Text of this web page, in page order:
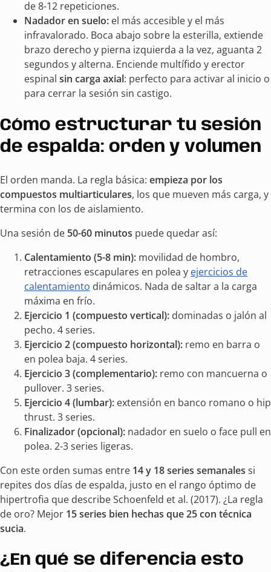
de 8-12 repeticiones.
Nadador en suelo: el más accesible y el más
infravalorado. Boca abajo sobre la esterilla, extiende
brazo derecho y pierna izquierda a la vez, aguanta 2
segundos y alterna. Enciende multífido y erector
espinal sin carga axial: perfecto para activar al inicio o
para cerrar la sesión sin castigo.
Cómo estructurar tu sesión
de espalda: orden y volumen
El orden manda. La regla básica: empieza por los
compuestos multiarticulares, los que mueven más carga, y
termina con los de aislamiento.
Una sesión de 50-60 minutos puede quedar así:
Calentamiento (5-8 min): movilidad de hombro,
retracciones escapulares en polea y ejercicios de
calentamiento dinámicos. Nada de saltar a la carga
máxima en frío.
Ejercicio 1 (compuesto vertical): dominadas o jalón al
pecho. 4 series.
Ejercicio 2 (compuesto horizontal): remo en barra o
en polea baja. 4 series.
Ejercicio 3 (complementario): remo con mancuerna o
pullover. 3 series.
Ejercicio 4 (lumbar): extensión en banco romano o hip
thrust. 3 series.
Finalizador (opcional): nadador en suelo o face pull en
polea. 2-3 series ligeras.
Con este orden sumas entre 14 y 18 series semanales si
repites dos días de espalda, justo en el rango óptimo de
hipertrofia que describe Schoenfeld et al. (2017). ¿La regla
de oro? Mejor 15 series bien hechas que 25 con técnica
sucia.
¿En qué se diferencia esto